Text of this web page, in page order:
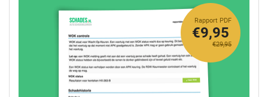
Rapport PDF
€29,95
€9,95